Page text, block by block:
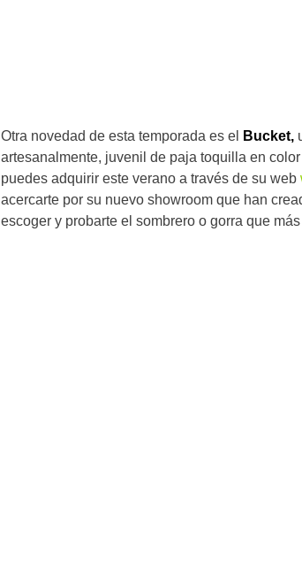
Otra novedad de esta temporada es el Bucket,
artesanalmente, juvenil de paja toquilla en
puedes adquirir este verano a través de su web
acercarte por su nuevo showroom que han
escoger y probarte el sombrero o gorra que